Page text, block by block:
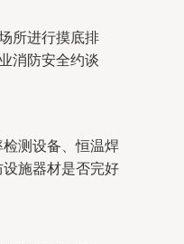
所进行摸底排
消防安全约谈
测设备、恒温焊
施器材是否完好